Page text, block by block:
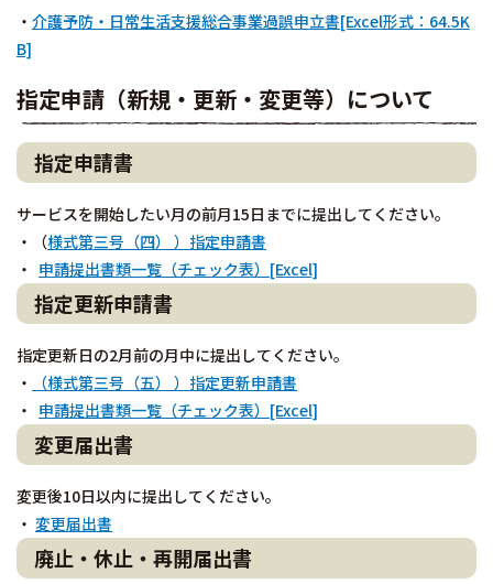
・ 介護予防・日常生活支援総合事業過誤申立書[Excel形式：64.5K
B]
指定申請（新規・更新・変更等）について
指定申請書
サービスを開始したい月の前月15日までに提出してください。
・（様式第三号（四） ）指定申請書
・ 申請提出書類一覧（チェック表）[Excel]
指定更新申請書
指定更新日の2月前の月中に提出してください。
・
（様式第三号（五） ）指定更新申請書
・ 申請提出書類一覧（チェック表）[Excel]
変更届出書
変更後10日以内に提出してください。
・ 変更届出書
廃止・休止・再開届出書